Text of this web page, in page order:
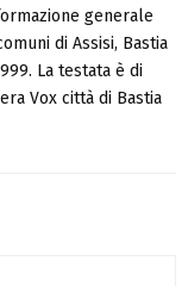
generale
di Assisi, Bastia
La testata è di
Vox città di Bastia